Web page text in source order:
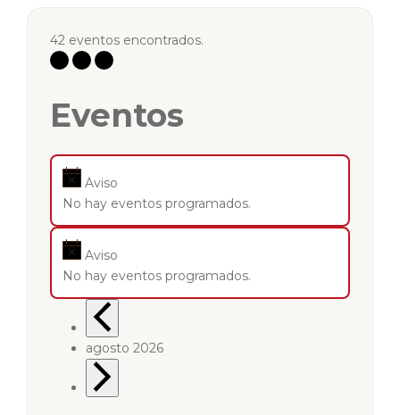
42 eventos encontrados.
Eventos
Aviso
No hay eventos programados.
Aviso
No hay eventos programados.
agosto 2026